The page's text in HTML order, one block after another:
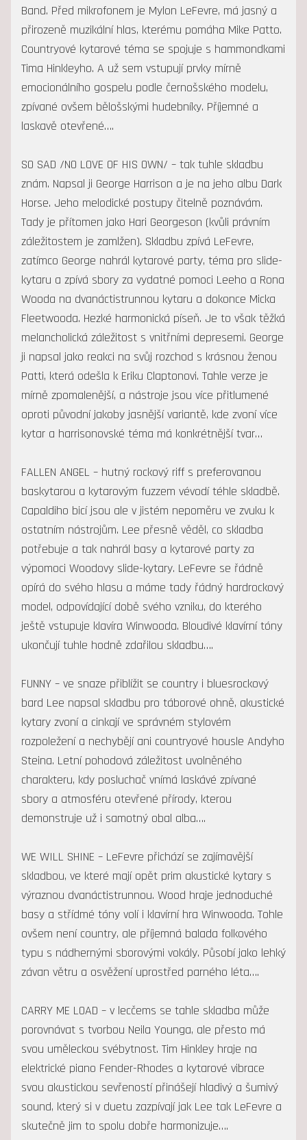
Band. Před mikrofonem je Mylon LeFevre, má jasný a
přirozeně muzikální hlas, kterému pomáha Mike Patto.
Countryové kytarové téma se spojuje s hammondkami
Tima Hinkleyho. A už sem vstupují prvky mírně
emocionálního gospelu podle černošského modelu,
zpívané ovšem bělošskými hudebníky. Příjemné a
laskavě otevřené….
SO SAD /NO LOVE OF HIS OWN/ – tak tuhle skladbu
znám. Napsal ji George Harrison a je na jeho albu Dark
Horse. Jeho melodické postupy čitelně poznávám.
Tady je přítomen jako Hari Georgeson (kvůli právním
záležitostem je zamlžen). Skladbu zpívá LeFevre,
zatímco George nahrál kytarové party, téma pro slide-
kytaru a zpívá sbory za vydatné pomoci Leeho a Rona
Wooda na dvanáctistrunnou kytaru a dokonce Micka
Fleetwooda. Hezké harmonická píseň. Je to však těžká
melancholická záležitost s vnitřními depresemi. George
ji napsal jako reakci na svůj rozchod s krásnou ženou
Patti, která odešla k Eriku Claptonovi. Tahle verze je
mírně zpomalenější, a nástroje jsou více přitlumené
oproti původní jakoby jasnější variantě, kde zvoní více
kytar a harrisonovské téma má konkrétnější tvar…
FALLEN ANGEL – hutný rockový riff s preferovanou
baskytarou a kytarovým fuzzem vévodí téhle skladbě.
Capaldiho bicí jsou ale v jistém nepoměru ve zvuku k
ostatním nástrojům. Lee přesně věděl, co skladba
potřebuje a tak nahrál basy a kytarové party za
výpomoci Woodovy slide-kytary. LeFevre se řádně
opírá do svého hlasu a máme tady řádný hardrockový
model, odpovídající době svého vzniku, do kterého
ještě vstupuje klavíra Winwooda. Bloudivé klavírní tóny
ukončují tuhle hodně zdařilou skladbu….
FUNNY – ve snaze přiblížit se country i bluesrockový
bard Lee napsal skladbu pro táborové ohně, akustické
kytary zvoní a cinkají ve správném stylovém
rozpoležení a nechybějí ani countryové housle Andyho
Steina. Letní pohodová záležitost uvolněného
charakteru, kdy posluchač vnímá laskávé zpívané
sbory a atmosféru otevřené přírody, kterou
demonstruje už i samotný obal alba….
WE WILL SHINE – LeFevre přichází se zajímavější
skladbou, ve které mají opět prim akustické kytary s
výraznou dvanáctistrunnou. Wood hraje jednoduché
basy a střídmé tóny volí i klavírní hra Winwooda. Tohle
ovšem není country, ale příjemná balada folkového
typu s nádhernými sborovými vokály. Působí jako lehký
závan větru a osvěžení uprostřed parného léta….
CARRY ME LOAD – v lecčems se tahle skladba může
porovnávat s tvorbou Neila Younga, ale přesto má
svou uměleckou svébytnost. Tim Hinkley hraje na
elektrické piano Fender-Rhodes a kytarové vibrace
svou akustickou sevřeností přinášejí hladivý a šumivý
sound, který si v duetu zazpívají jak Lee tak LeFevre a
skutečně jim to spolu dobře harmonizuje….